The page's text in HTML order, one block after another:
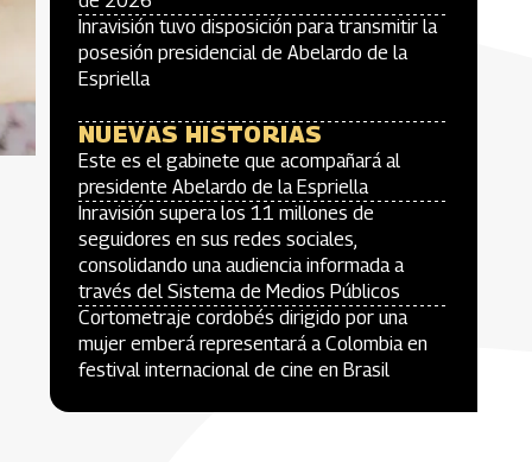
Inravisión tuvo disposición para transmitir la
posesión presidencial de Abelardo de la
Espriella
NUEVAS HISTORIAS
Este es el gabinete que acompañará al
presidente Abelardo de la Espriella
Inravisión supera los 11 millones de
seguidores en sus redes sociales,
consolidando una audiencia informada a
través del Sistema de Medios Públicos
Cortometraje cordobés dirigido por una
mujer emberá representará a Colombia en
festival internacional de cine en Brasil